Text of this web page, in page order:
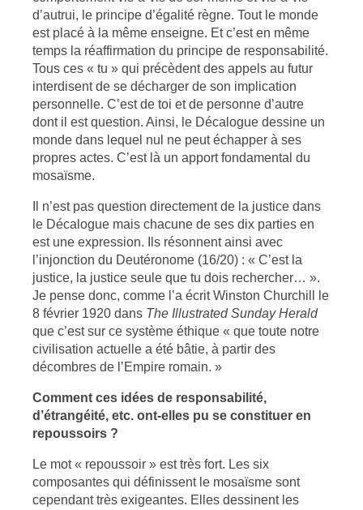
d’autrui, le principe d’égalité règne. Tout le monde
est placé à la même enseigne. Et c’est en même
temps la réaffirmation du principe de responsabilité.
Tous ces « tu » qui précèdent des appels au futur
interdisent de se décharger de son implication
personnelle. C’est de toi et de personne d’autre
dont il est question. Ainsi, le Décalogue dessine un
monde dans lequel nul ne peut échapper à ses
propres actes. C’est là un apport fondamental du
mosaïsme.
Il n’est pas question directement de la justice dans
le Décalogue mais chacune de ses dix parties en
est une expression. Ils résonnent ainsi avec
l’injonction du Deutéronome (16/20) : « C’est la
justice, la justice seule que tu dois rechercher… ».
Je pense donc, comme l’a écrit Winston Churchill le
8 février 1920 dans The Illustrated Sunday Herald
que c’est sur ce système éthique « que toute notre
civilisation actuelle a été bâtie, à partir des
décombres de l’Empire romain. »
Comment ces idées de responsabilité,
d’étrangéité, etc. ont-elles pu se constituer en
repoussoirs ?
Le mot « repoussoir » est très fort. Les six
composantes qui définissent le mosaïsme sont
cependant très exigeantes. Elles dessinent les